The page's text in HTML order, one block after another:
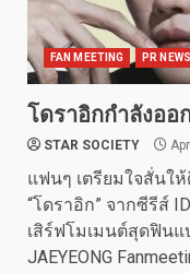
FAN MEETING PR NEWS
โดราอิกกำลังอ
STAR SOCIETY
แฟนๆ เตรียมใจสั่นให้
“โดราอิก” จากซีรีส์
เสิร์ฟโมเมนต์สุดฟินแ
JAEYEONG